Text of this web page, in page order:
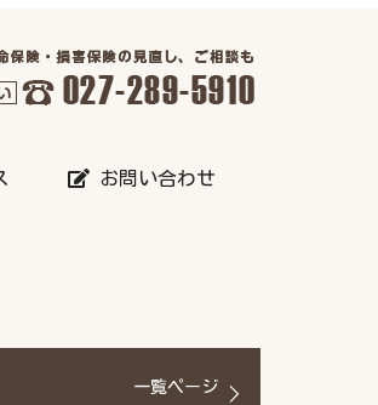
お問い合わせ
一覧ページ